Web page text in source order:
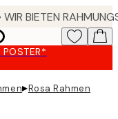
▸Rosa Rahmen